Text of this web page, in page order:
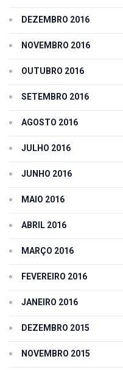
DEZEMBRO 2016
NOVEMBRO 2016
OUTUBRO 2016
SETEMBRO 2016
AGOSTO 2016
JULHO 2016
JUNHO 2016
MAIO 2016
ABRIL 2016
MARÇO 2016
FEVEREIRO 2016
JANEIRO 2016
DEZEMBRO 2015
NOVEMBRO 2015